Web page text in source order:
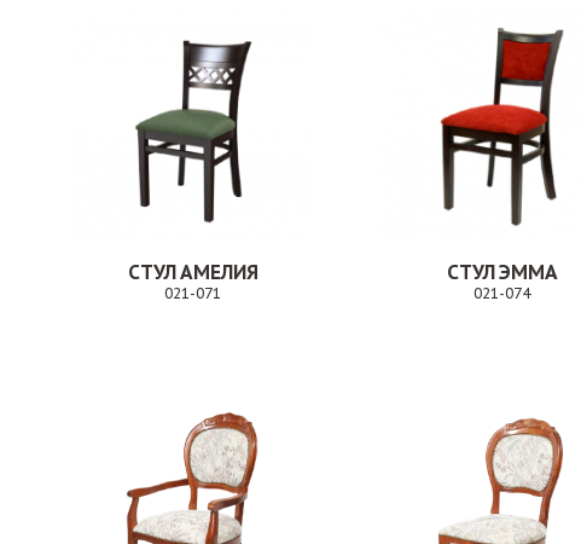
СТУЛ АМЕЛИЯ
021-071
СТУЛ ЭММА
021-074